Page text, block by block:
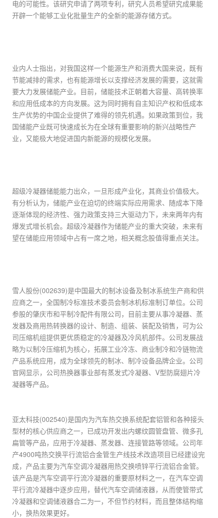
电的可能性。该研究申请了两项专利，研究人员希望研究成果能
开辟一个能够工业化批量生产的全新的能源存储方式。
业内人士指出，对我国这样一个能源生产和消费大国来说，既有
节能减排的需求，也有能源增长以支撑经济发展的需要，这就需
要大力发展储能产业。目前，储能技术正朝着大容量、高转换率
和应用低成本的方向发展。这为同时拥有自主知识产权和低成本
生产优势的中国企业提供了难得的领先机遇。如果政策到位，我
国储能产业既可快速成长为在全球有重要影响的新兴战略性产
业，又能极大地促进国内新能源的规模化发展。
超级冷凝器储能能力出众，一旦形成产业化，其商业价值极大。
有分析认为，储能产业在迫切的终端实际应用需求、随成本下降
逐渐体现的经济性、强力政策支持三大驱动力下，未来两年内有
爆发式增长机会。超级冷凝器作为储能产业的重大突破，未来有
望在储能应用领域中占有一席之地，相关概念股值得重点关注。
雪人股份(002639)是中国最大的制冰设备及制冰系统生产商和供
应商之一，全国制冷标准技术委员会制冰机标准制订单位。公司
参股的肇庆市和平制冷配件有限公司，目前主要从事冷凝器、蒸
发器及商用热转换器的设计、制造、组装、装配及销售，可为公
司压缩机组提供更优质稳定的冷凝器及冷风机部件。公司发展战
略为以制冷压缩机为核心，拓展工业冷冻、商业制冷和冷链物流
产品系统应用，成为全球领先的制冰、制冷设备品牌企业。公司
官网显示，公司热换器事业部有蒸发式冷凝器、V型防腐翅片冷
凝器等产品。
亚太科技(002540)是国内为汽车热交换系统配套铝管和各种接头
型材的核心供应商之一，已成功开发出内螺纹圆管盘管、微多孔
扁管等产品，应用于冷凝器、蒸发器、连接管路等领域。公司年
产4900吨热交换平行流铝合金管生产线技术改造项目已经建设完
成，产品主要为汽车空调冷凝器用热交换喷锌平行流铝合金管。
该产品是汽车空调平行流冷凝器的重要原材料之一，在汽车空调
平行流冷凝器中逐步应用，替代汽车空调储液器，从而使管带式
冷凝器和空调储液器合二为一，不但节约材料，而且整体结构缩
小，换热效果更好。